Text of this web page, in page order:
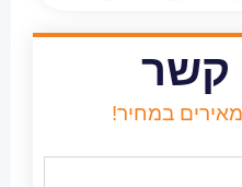
קשר
במחיר!